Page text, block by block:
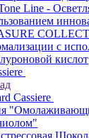
Line -
с
кислот
Cassiere